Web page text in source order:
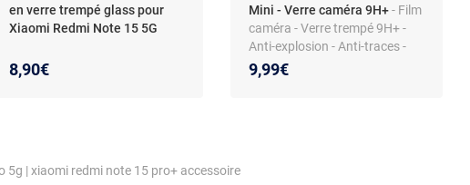
en verre trempé glass pour
Xiaomi Redmi Note 15 5G
8,90€
Mini - Verre caméra 9H+- Film
caméra - Verre trempé 9H+ -
Anti-explosion - Anti-traces -
Transparence parfaite
9,99€
5g | xiaomi redmi note 15 pro+ accessoire